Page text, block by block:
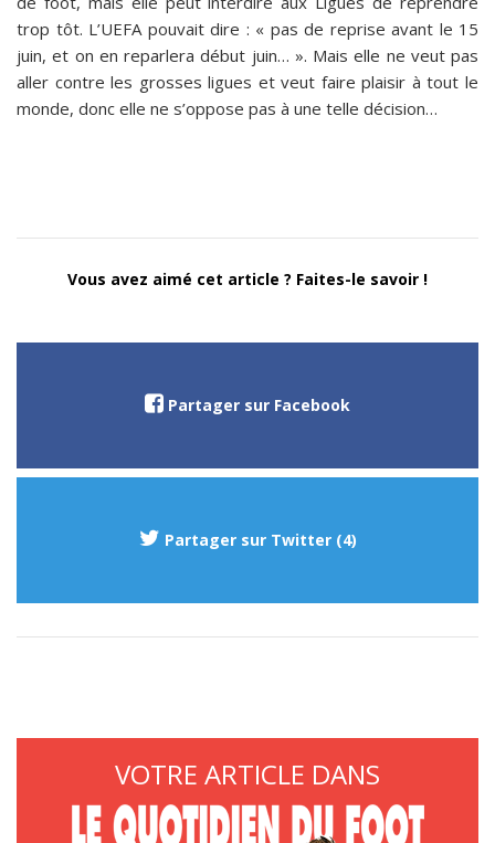
trop tôt. L’UEFA pouvait dire : « pas de reprise avant le 15
juin, et on en reparlera début juin… ». Mais elle ne veut pas
aller contre les grosses ligues et veut faire plaisir à tout le
monde, donc elle ne s’oppose pas à une telle décision…
Vous avez aimé cet article ? Faites-le savoir !
Partager sur Facebook
Partager sur Twitter (4)
VOTRE ARTICLE DANS